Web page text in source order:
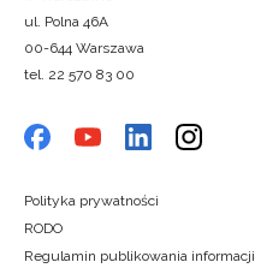
ul. Polna 46A
00-644 Warszawa
tel. 22 570 83 00
Polityka prywatności
RODO
Regulamin publikowania informacji